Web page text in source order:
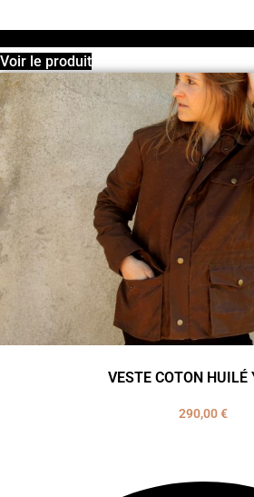
Voir le produit
VESTE COTON HUILÉ
290,00€